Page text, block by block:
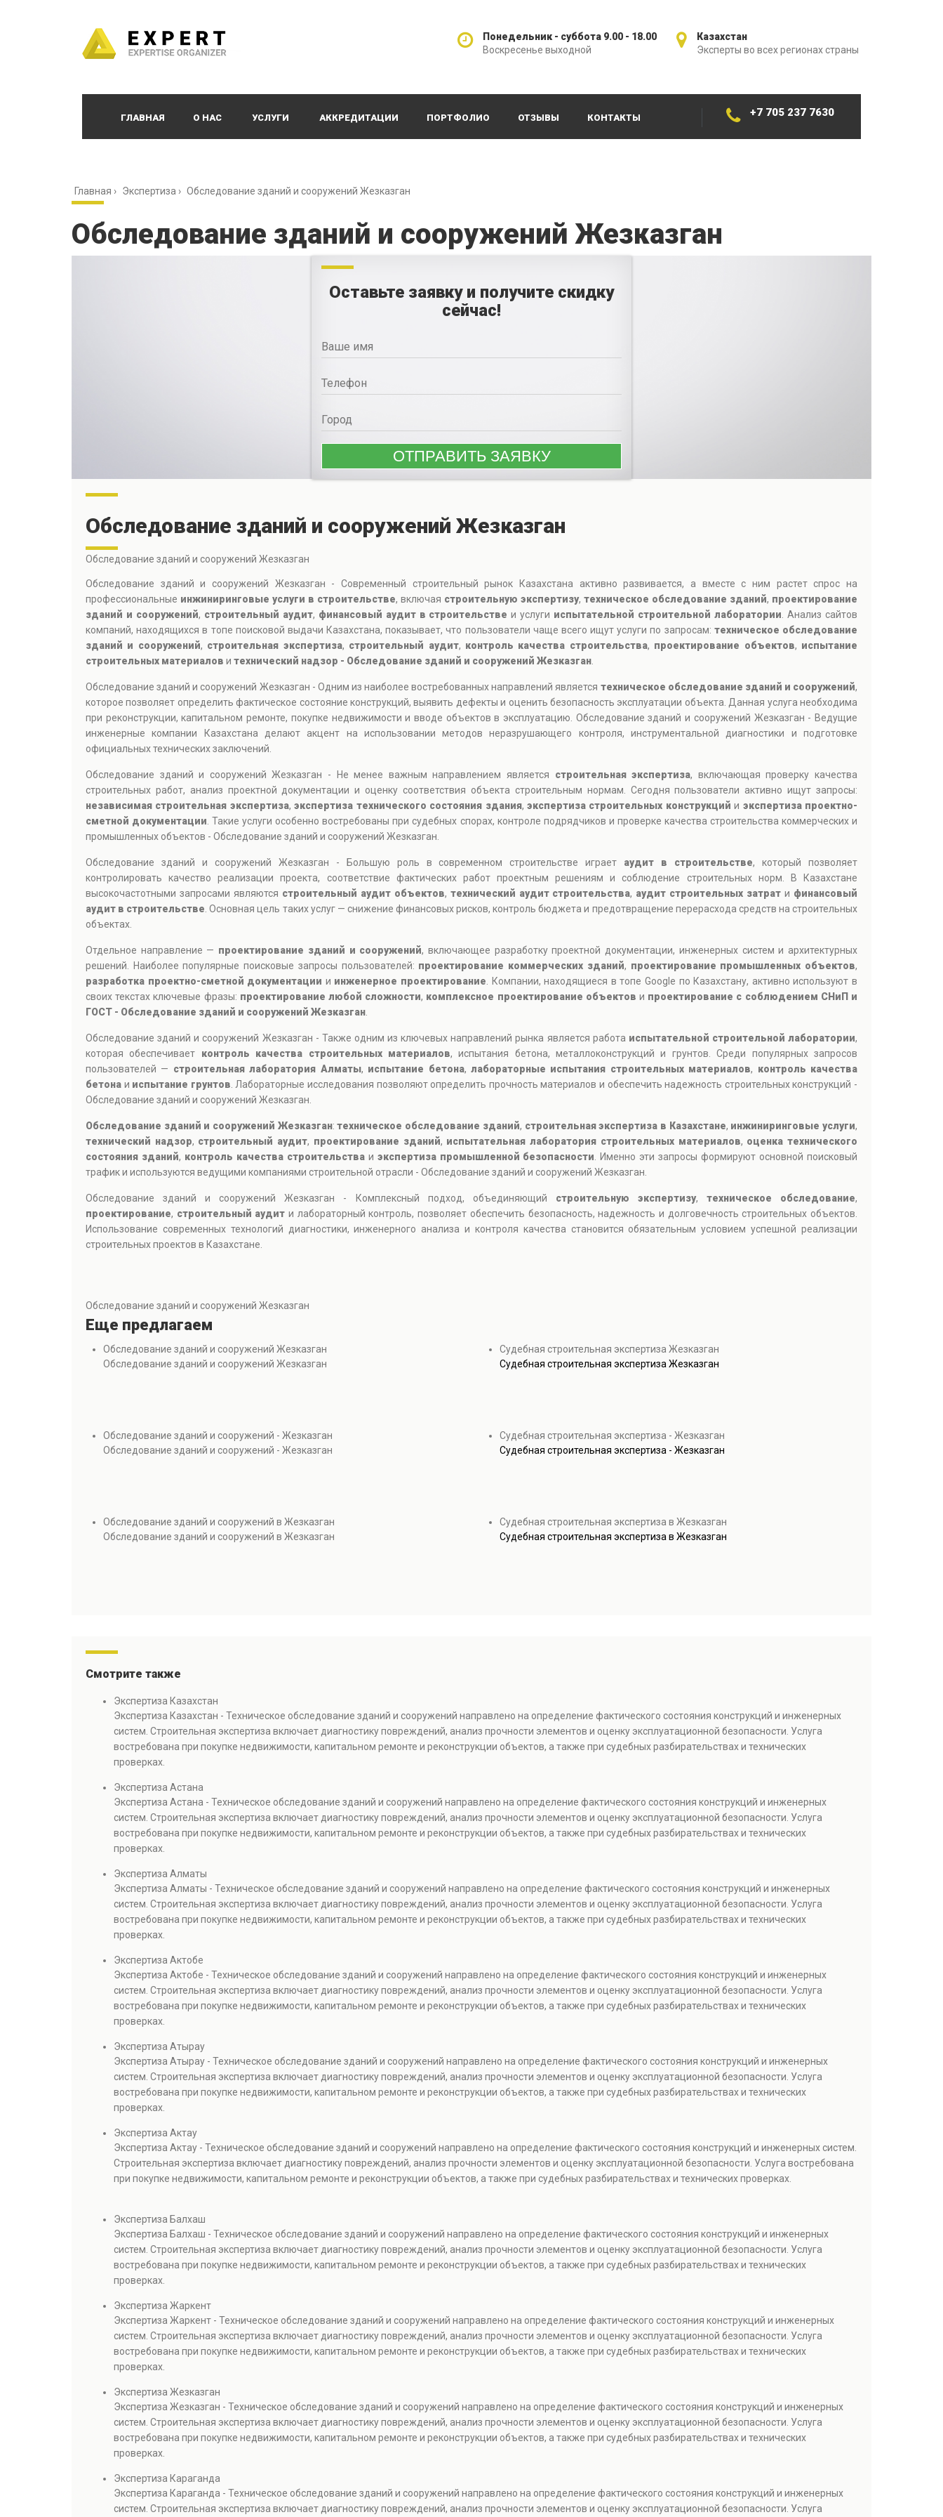
Казахстан
Эксперты во всех регионах страны
Понедельник - суббота 9.00 - 18.00
Воскресенье выходной
ГЛАВНАЯ О НАС УСЛУГИ АККРЕДИТАЦИИ ПОРТФОЛИО ОТЗЫВЫ КОНТАКТЫ +7 705 237 7630
Главная › Экспертиза › Обследование зданий и сооружений Жезказган
Обследование зданий и сооружений Жезказган
Оставьте заявку и получите скидку
сейчас!
Обследование зданий и сооружений Жезказган
Обследование зданий и сооружений Жезказган
Обследование зданий и сооружений Жезказган - Современный строительный рынок Казахстана активно развивается, а вместе с ним растет спрос на
профессиональные инжиниринговые услуги в строительстве, включая строительную экспертизу, техническое обследование зданий, проектирование
зданий и сооружений, строительный аудит, финансовый аудит в строительстве и услуги испытательной строительной лаборатории . Анализ сайтов
компаний, находящихся в топе поисковой выдачи Казахстана, показывает, что пользователи чаще всего ищут услуги по запросам: техническое обследование
зданий и сооружений, строительная экспертиза, строительный аудит, контроль качества строительства, проектирование объектов, испытание
строительных материалов и технический надзор - Обследование зданий и сооружений Жезказган
Обследование зданий и сооружений Жезказган - Одним из наиболее востребованных направлений является техническое обследование зданий и сооружений,
которое позволяет определить фактическое состояние конструкций, выявить дефекты и оценить безопасность эксплуатации объекта. Данная услуга необходима
при реконструкции, капитальном ремонте, покупке недвижимости и вводе объектов в эксплуатацию. Обследование зданий и сооружений Жезказган - Ведущие
инженерные компании Казахстана делают акцент на использовании методов неразрушающего контроля, инструментальной диагностики и подготовке
официальных технических заключений.
Обследование зданий и сооружений Жезказган - Не менее важным направлением является строительная экспертиза, включающая проверку качества
строительных работ, анализ проектной документации и оценку соответствия объекта строительным нормам. Сегодня пользователи активно ищут запросы:
независимая строительная экспертиза,экспертиза технического состояния здания, экспертиза строительных конструкций и экспертиза проектно-
сметной документации . Такие услуги особенно востребованы при судебных спорах, контроле подрядчиков и проверке качества строительства коммерческих и
промышленных объектов - Обследование зданий и сооружений Жезказган.
Обследование зданий и сооружений Жезказган - Большую роль в современном строительстве играет аудит в строительстве, который позволяет
контролировать качество реализации проекта, соответствие фактических работ проектным решениям и соблюдение строительных норм. В Казахстане
высокочастотными запросами являются строительный аудит объектов, технический аудит строительства, аудит строительных затрат и финансовый
аудит в строительстве . Основная цель таких услуг — снижение финансовых рисков, контроль бюджета и предотвращение перерасхода средств на строительных
объектах.
Отдельное направление — проектирование зданий и сооружений, включающее разработку проектной документации, инженерных систем и архитектурных
решений. Наиболее популярные поисковые запросы пользователей: проектирование коммерческих зданий, проектирование промышленных объектов,
разработка проектно-сметной документации и инженерное проектирование . Компании, находящиеся в топе Google по Казахстану, активно используют в
своих текстах ключевые фразы: проектирование любой сложности, комплексное проектирование объектов и проектирование с соблюдением СНиП и
ГОСТ - Обследование зданий и сооружений Жезказган
Обследование зданий и сооружений Жезказган - Также одним из ключевых направлений рынка является работа испытательной строительной лаборатории,
которая обеспечивает контроль качества строительных материалов, испытания бетона, металлоконструкций и грунтов. Среди популярных запросов
пользователей — строительная лаборатория Алматы, испытание бетона, лабораторные испытания строительных материалов, контроль качества
бетона и испытание грунтов . Лабораторные исследования позволяют определить прочность материалов и обеспечить надежность строительных конструкций -
Обследование зданий и сооружений Жезказган.
Обследование зданий и сооружений Жезказган:техническое обследование зданий, строительная экспертиза в Казахстане, инжиниринговые услуги,
технический надзор, строительный аудит, проектирование зданий, испытательная лаборатория строительных материалов, оценка технического
состояния зданий, контроль качества строительстваи экспертиза промышленной безопасности . Именно эти запросы формируют основной поисковый
трафик и используются ведущими компаниями строительной отрасли - Обследование зданий и сооружений Жезказган.
Обследование зданий и сооружений Жезказган - Комплексный подход, объединяющий строительную экспертизу, техническое обследование,
проектирование, строительный аудит и лабораторный контроль, позволяет обеспечить безопасность, надежность и долговечность строительных объектов.
Использование современных технологий диагностики, инженерного анализа и контроля качества становится обязательным условием успешной реализации
строительных проектов в Казахстане.
Обследование зданий и сооружений Жезказган
Еще предлагаем
Обследование зданий и сооружений Жезказган
Обследование зданий и сооружений Жезказган
Обследование зданий и сооружений - Жезказган
Обследование зданий и сооружений - Жезказган
Обследование зданий и сооружений в Жезказган
Обследование зданий и сооружений в Жезказган
Судебная строительная экспертиза Жезказган
Судебная строительная экспертиза Жезказган
Судебная строительная экспертиза - Жезказган
Судебная строительная экспертиза - Жезказган
Судебная строительная экспертиза в Жезказган
Судебная строительная экспертиза в Жезказган
Смотрите также
Экспертиза Казахстан
Экспертиза Казахстан - Техническое обследование зданий и сооружений направлено на определение фактического состояния конструкций и инженерных
систем. Строительная экспертиза включает диагностику повреждений, анализ прочности элементов и оценку эксплуатационной безопасности. Услуга
востребована при покупке недвижимости, капитальном ремонте и реконструкции объектов, а также при судебных разбирательствах и технических
проверках.
Экспертиза Астана
Экспертиза Астана - Техническое обследование зданий и сооружений направлено на определение фактического состояния конструкций и инженерных
систем. Строительная экспертиза включает диагностику повреждений, анализ прочности элементов и оценку эксплуатационной безопасности. Услуга
востребована при покупке недвижимости, капитальном ремонте и реконструкции объектов, а также при судебных разбирательствах и технических
проверках.
Экспертиза Алматы
Экспертиза Алматы - Техническое обследование зданий и сооружений направлено на определение фактического состояния конструкций и инженерных
систем. Строительная экспертиза включает диагностику повреждений, анализ прочности элементов и оценку эксплуатационной безопасности. Услуга
востребована при покупке недвижимости, капитальном ремонте и реконструкции объектов, а также при судебных разбирательствах и технических
проверках.
Экспертиза Актобе
Экспертиза Актобе - Техническое обследование зданий и сооружений направлено на определение фактического состояния конструкций и инженерных
систем. Строительная экспертиза включает диагностику повреждений, анализ прочности элементов и оценку эксплуатационной безопасности. Услуга
востребована при покупке недвижимости, капитальном ремонте и реконструкции объектов, а также при судебных разбирательствах и технических
проверках.
Экспертиза Атырау
Экспертиза Атырау - Техническое обследование зданий и сооружений направлено на определение фактического состояния конструкций и инженерных
систем. Строительная экспертиза включает диагностику повреждений, анализ прочности элементов и оценку эксплуатационной безопасности. Услуга
востребована при покупке недвижимости, капитальном ремонте и реконструкции объектов, а также при судебных разбирательствах и технических
проверках.
Экспертиза Актау
Экспертиза Актау - Техническое обследование зданий и сооружений направлено на определение фактического состояния конструкций и инженерных систем.
Строительная экспертиза включает диагностику повреждений, анализ прочности элементов и оценку эксплуатационной безопасности. Услуга востребована
при покупке недвижимости, капитальном ремонте и реконструкции объектов, а также при судебных разбирательствах и технических проверках.
Экспертиза Балхаш
Экспертиза Балхаш - Техническое обследование зданий и сооружений направлено на определение фактического состояния конструкций и инженерных
систем. Строительная экспертиза включает диагностику повреждений, анализ прочности элементов и оценку эксплуатационной безопасности. Услуга
востребована при покупке недвижимости, капитальном ремонте и реконструкции объектов, а также при судебных разбирательствах и технических
проверках.
Экспертиза Жаркент
Экспертиза Жаркент - Техническое обследование зданий и сооружений направлено на определение фактического состояния конструкций и инженерных
систем. Строительная экспертиза включает диагностику повреждений, анализ прочности элементов и оценку эксплуатационной безопасности. Услуга
востребована при покупке недвижимости, капитальном ремонте и реконструкции объектов, а также при судебных разбирательствах и технических
проверках.
Экспертиза Жезказган
Экспертиза Жезказган - Техническое обследование зданий и сооружений направлено на определение фактического состояния конструкций и инженерных
систем. Строительная экспертиза включает диагностику повреждений, анализ прочности элементов и оценку эксплуатационной безопасности. Услуга
востребована при покупке недвижимости, капитальном ремонте и реконструкции объектов, а также при судебных разбирательствах и технических
проверках.
Экспертиза Караганда
Экспертиза Караганда - Техническое обследование зданий и сооружений направлено на определение фактического состояния конструкций и инженерных
систем. Строительная экспертиза включает диагностику повреждений, анализ прочности элементов и оценку эксплуатационной безопасности. Услуга